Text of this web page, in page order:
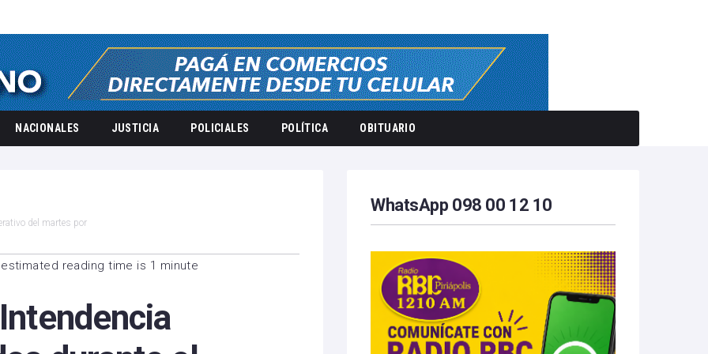
NACIONALES JUSTICIA POLICIALES POLÍTICA OBITUARIO
del martes por
reading time is 1 minute
WhatsApp 098 00 12 10